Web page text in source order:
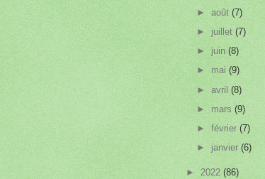
►août(7)
► juillet(7)
► juin(8)
► mai(9)
►avril(8)
► mars(9)
►février(7)
► janvier(6)
► 2022 (86)